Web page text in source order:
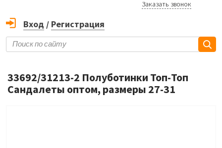
Заказать звонок
Вход / Регистрация
33692/31213-2 Полуботинки Топ-Топ
Сандалеты оптом, размеры 27-31